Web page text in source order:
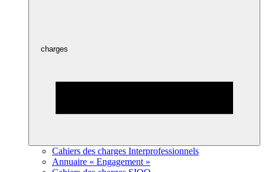
charges
Cahiers des charges Interprofessionnels
Annuaire « Engagement »